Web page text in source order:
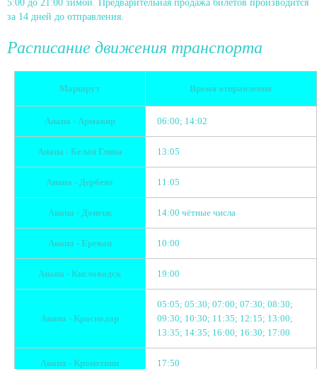
5:00 до 21:00 зимой. Предварительная продажа билетов производится
за 14 дней до отправления.
Расписание движения транспорта
Маршрут Время отправления
Анапа - Армавир 06:00; 14:02
Анапа - Белая Глина 13:05
Анапа - Дербент 11:05
Анапа - Донецк 14:00 чётные числа
Анапа - Ереван 10:00
Анапа - Кисловодск 19:00
Анапа - Краснодар
05:05; 05:30; 07:00; 07:30; 08:30;
09:30; 10:30; 11:35; 12:15; 13:00;
13:35; 14:35; 16:00; 16:30; 17:00
Анапа - Кропоткин 17:50